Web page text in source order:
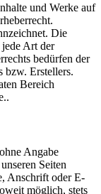
und Werke auf
Die
Art der
bedürfen der
bzw. Erstellers.
Bereich
Angabe
Seiten
Anschrift oder E-
möglich, stets